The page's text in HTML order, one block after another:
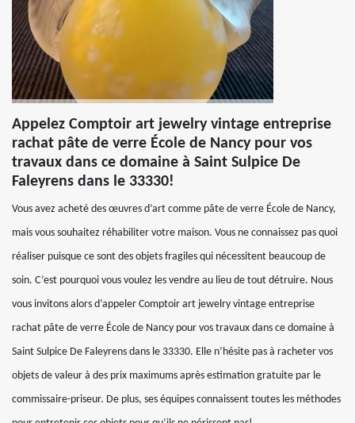
Appelez Comptoir art jewelry vintage entreprise
rachat pâte de verre École de Nancy pour vos
travaux dans ce domaine à Saint Sulpice De
Faleyrens dans le 33330!
Vous avez acheté des œuvres d’art comme pâte de verre École de Nancy,
mais vous souhaitez réhabiliter votre maison. Vous ne connaissez pas quoi
réaliser puisque ce sont des objets fragiles qui nécessitent beaucoup de
soin. C’est pourquoi vous voulez les vendre au lieu de tout détruire. Nous
vous invitons alors d’appeler Comptoir art jewelry vintage entreprise
rachat pâte de verre École de Nancy pour vos travaux dans ce domaine à
Saint Sulpice De Faleyrens dans le 33330. Elle n’hésite pas à racheter vos
objets de valeur à des prix maximums après estimation gratuite par le
commissaire-priseur. De plus, ses équipes connaissent toutes les méthodes